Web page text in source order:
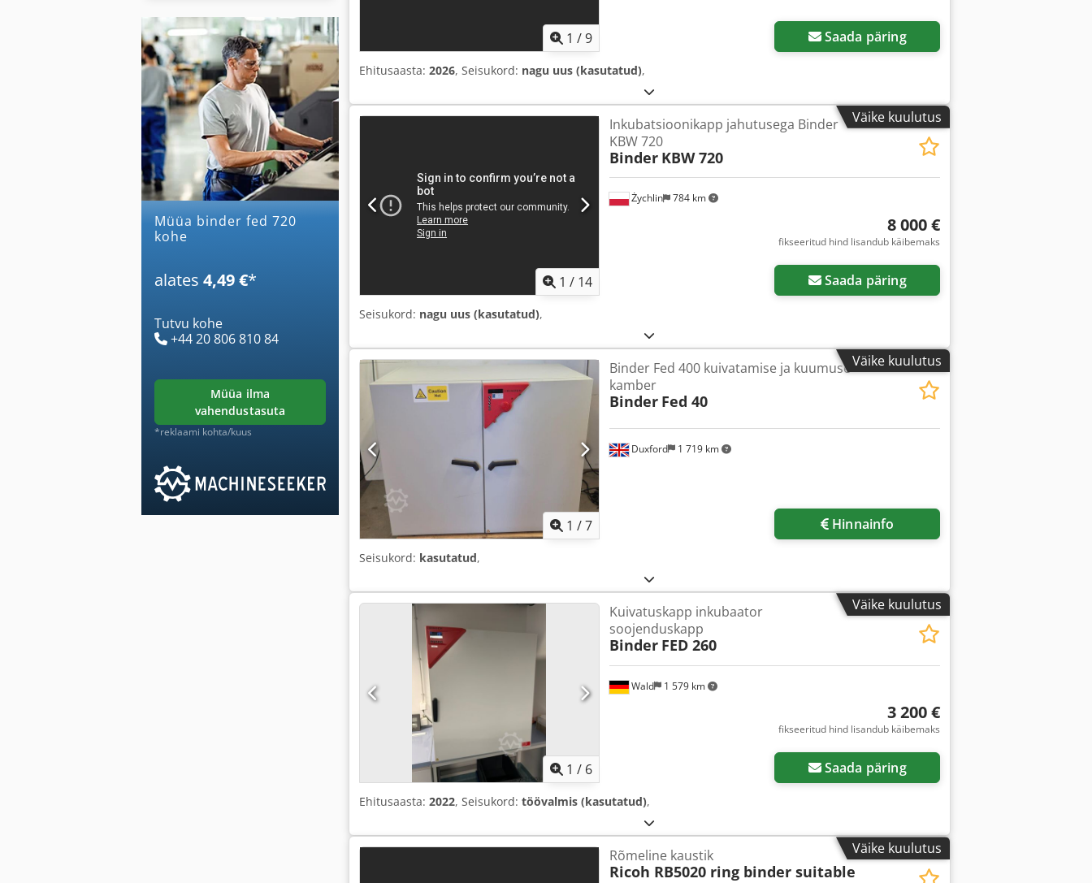
Müüa binder fed 720
kohe
alates 4,49 €*
Tutvu kohe
+44 20 806 810 84
müüa ilma
vahendustasuta
*reklaami kohta/kuus
1 /9 Saada päring
Ehitusaasta: 2026, Seisukord: nagu uus (kasutatud),
Väike kuulutus
1 / 14
Żychlin 784 km
Inkubatsioonikapp jahutusega Binder
KBW 720
Binder KBW 720
8 000 €
fikseeritud hind lisandub käibemaks
Saada päring
Seisukord: nagu uus (kasutatud),
Väike kuulutus
1 /7
Duxford 1 719 km
Binder Fed 400 kuivatamise ja kuumuse
kamber
Binder Fed 40
Hinnainfo
Seisukord: kasutatud,
Väike kuulutus
1 / 6
Wald 1 579 km
Kuivatuskapp inkubaator
soojenduskapp
Binder FED 260
3 200 €
fikseeritud hind lisandub käibemaks
Saada päring
Ehitusaasta: 2022, Seisukord: töövalmis (kasutatud),
Väike kuulutus
Rõmeline kaustik
Ricoh RB5020 ring binder suitable